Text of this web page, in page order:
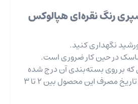
رنگ نقره‌ای هپالوکس
نگهداری کنید.
در حین کار ضروری است.
• به تاریخ مصرف محصول که بر روی بسته‌‎بندی آن درج شده
است، نگاه کنید. معمولا تاریخ مصرف این محصول بین 2 تا 3